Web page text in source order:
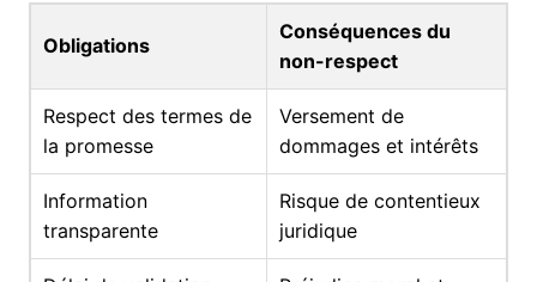
Obligations
Conséquences du
non-respect
Respect des termes de
la promesse
Versement de
dommages et intérêts
Information
transparente
Risque de contentieux
juridique